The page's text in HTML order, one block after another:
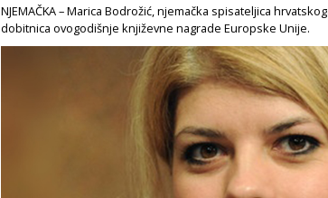
NJEMAČKA – Marica Bodrožić, njemačka spisateljica
dobitnica ovogodišnje književne nagrade Europske Unije.